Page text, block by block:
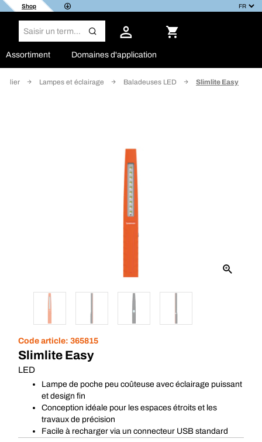
Shop
Assortiment Domaines d'application
Lampes et éclairage Baladeuses LED Slimlite Easy
Code article: 365815
Slimlite Easy
LED
Lampe de poche peu coûteuse avec éclairage puissant
et design fin
Conception idéale pour les espaces étroits et les
travaux de précision
Facile à recharger via un connecteur USB standard